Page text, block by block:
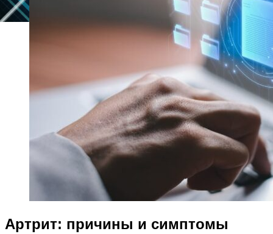
Артрит: причины и симптомы